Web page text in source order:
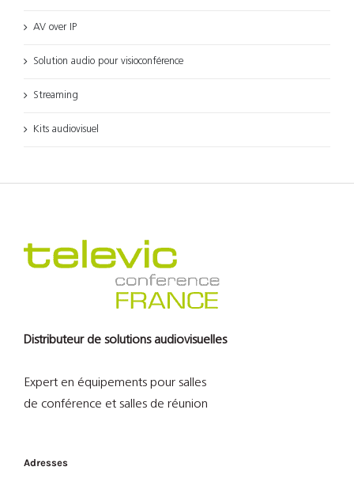
AV over IP
Solution audio pour visioconférence
Streaming
Kits audiovisuel
Distributeur de solutions audiovisuelles
Expert en équipements pour salles
de conférence et salles de réunion
Adresses